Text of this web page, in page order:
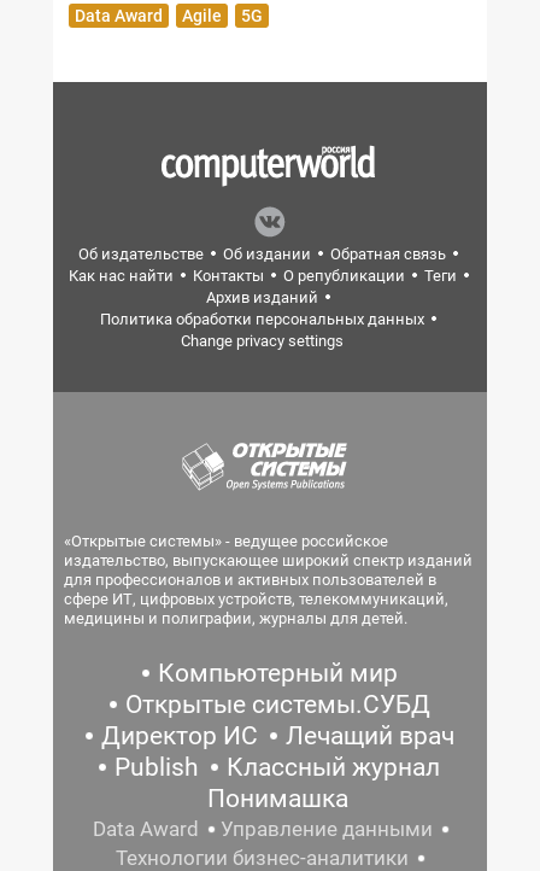
Data Award
Agile 5G
Об издательстве Об издании
Обратная связь
Как нас найти
Контакты О републикации
Теги
Архив изданий
Политика обработки персональных данных
Change privacy settings
«Открытые системы» - ведущее российское
издательство, выпускающее широкий спектр изданий
для профессионалов и активных пользователей в
сфере ИТ, цифровых устройств, телекоммуникаций,
медицины и полиграфии, журналы для детей.
Компьютерный мир
Открытые системы.СУБД
Директор ИС
Лечащий врач
Publish
Классный журнал
Понимашка
Data Award
Управление данными
Технологии бизнес-аналитики